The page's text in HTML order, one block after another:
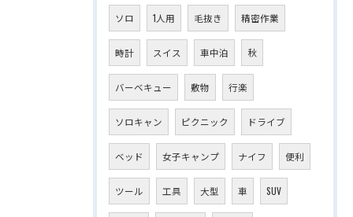
ソロ 1人用 毛抜き 精密作業
時計 スイス 車中泊 秋
バーベキュー 敷物 行楽
ソロキャン ピクニック ドライブ
ベッド 女子キャンプ ナイフ 便利
ツール 工具 大型 車 SUV